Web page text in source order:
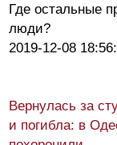
Где остальные
люди?
2019-12-08
Вернулась за
и погибла: в